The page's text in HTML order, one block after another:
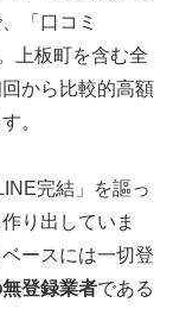
「口コミ
上板町を含む全
から比較的高額
。
完結」を謳っ
り出していま
ースには一切登
登録業者である